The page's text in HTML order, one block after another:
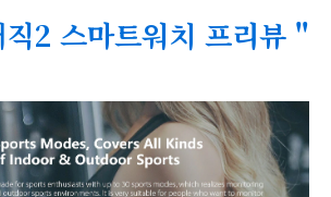
2 스마트워치 프리뷰 "